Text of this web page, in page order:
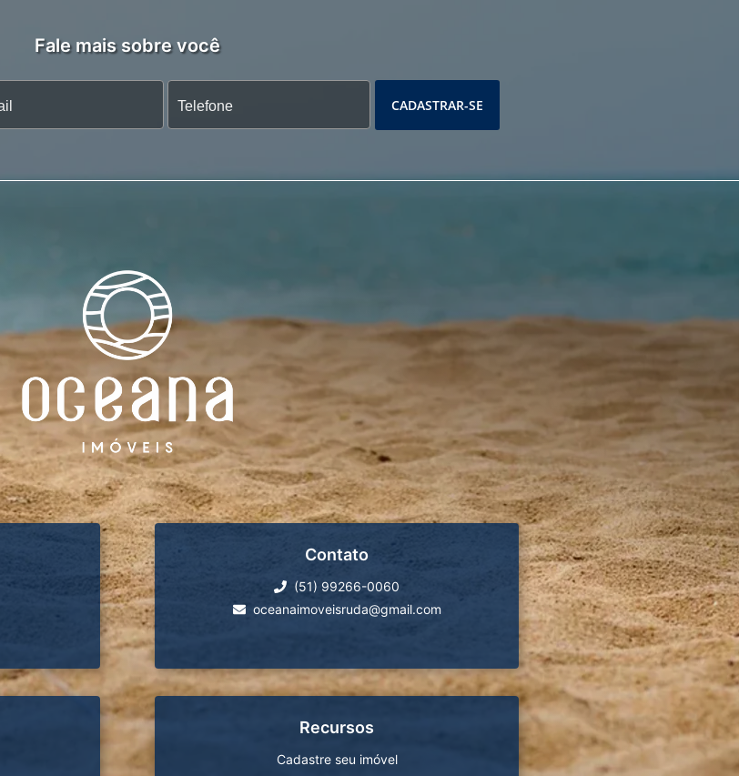
Fale mais sobre você
CADASTRAR-SE
Contato
(51) 99266-0060
oceanaimoveisruda@gmail.com
Recursos
Cadastre seu imóvel